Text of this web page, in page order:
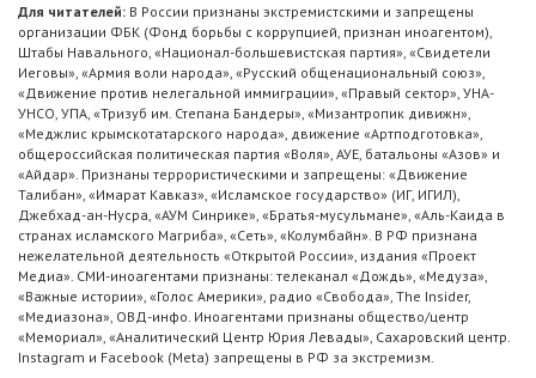
Для читателей: В России признаны экстремистскими и запрещены
организации ФБК (Фонд борьбы с коррупцией, признан иноагентом),
Штабы Навального, «Национал-большевистская партия», «Свидетели
Иеговы», «Армия воли народа», «Русский общенациональный союз»,
«Движение против нелегальной иммиграции», «Правый сектор», УНА-
УНСО, УПА, «Тризуб им. Степана Бандеры», «Мизантропик дивижн»,
«Меджлис крымскотатарского народа», движение «Артподготовка»,
общероссийская политическая партия «Воля», АУЕ, батальоны «Азов» и
«Айдар». Признаны террористическими и запрещены: «Движение
Талибан», «Имарат Кавказ», «Исламское государство» (ИГ, ИГИЛ),
Джебхад-ан-Нусра, «АУМ Синрике», «Братья-мусульмане», «Аль-Каида в
странах исламского Магриба», «Сеть», «Колумбайн». В РФ признана
нежелательной деятельность «Открытой России», издания «Проект
Медиа». СМИ-иноагентами признаны: телеканал «Дождь», «Медуза»,
«Важные истории», «Голос Америки», радио «Свобода», The Insider,
«Медиазона», ОВД-инфо. Иноагентами признаны общество/центр
«Мемориал», «Аналитический Центр Юрия Левады», Сахаровский центр.
Instagram и Facebook (Metа) запрещены в РФ за экстремизм.